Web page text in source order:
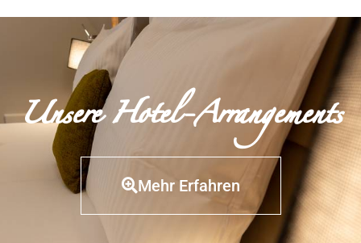
Unsere Hotel-Arrangements
Mehr Erfahren